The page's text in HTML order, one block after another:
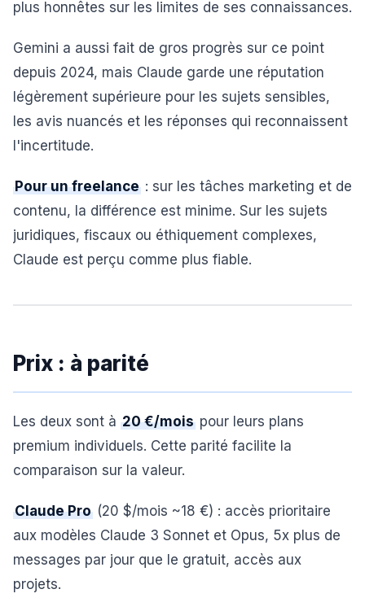
plus honnêtes sur les limites de ses connaissances.
Gemini a aussi fait de gros progrès sur ce point
depuis 2024, mais Claude garde une réputation
légèrement supérieure pour les sujets sensibles,
les avis nuancés et les réponses qui reconnaissent
l'incertitude.
Pour un freelance : sur les tâches marketing et de
contenu, la différence est minime. Sur les sujets
juridiques, fiscaux ou éthiquement complexes,
Claude est perçu comme plus fiable.
Prix : à parité
Les deux sont à 20 €/mois pour leurs plans
premium individuels. Cette parité facilite la
comparaison sur la valeur.
Claude Pro (20 $/mois ~18 €) : accès prioritaire
aux modèles Claude 3 Sonnet et Opus, 5x plus de
messages par jour que le gratuit, accès aux
projets.